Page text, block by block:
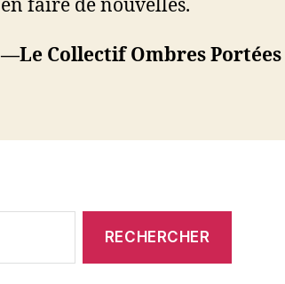
en faire de nouvelles.
—Le Collectif Ombres Portées